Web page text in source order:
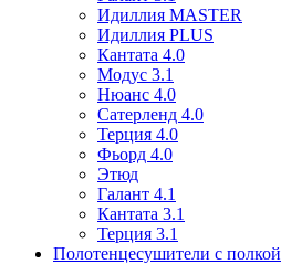
Идиллия MASTER
Идиллия PLUS
Кантата 4.0
Модус 3.1
Нюанс 4.0
Сатерленд 4.0
Терция 4.0
Фьорд 4.0
Этюд
Галант 4.1
Кантата 3.1
Терция 3.1
Полотенцесушители с полкой